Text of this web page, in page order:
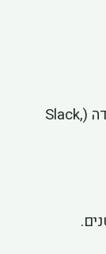
ChatGPT הוא כלי כללי שדורש מעבר לממשק נפרד. Cowork משתלב ישירות בכלי העבודה (Slack,